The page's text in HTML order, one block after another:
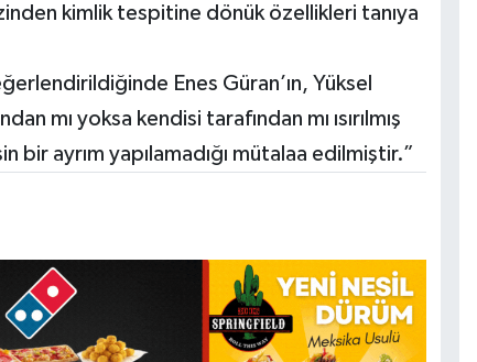
kimlik tespitine dönük özellikleri tanıya
Enes Güran’ın, Yüksel
mı yoksa kendisi tarafından mı ısırılmış
bir ayrım yapılamadığı mütalaa edilmiştir.”